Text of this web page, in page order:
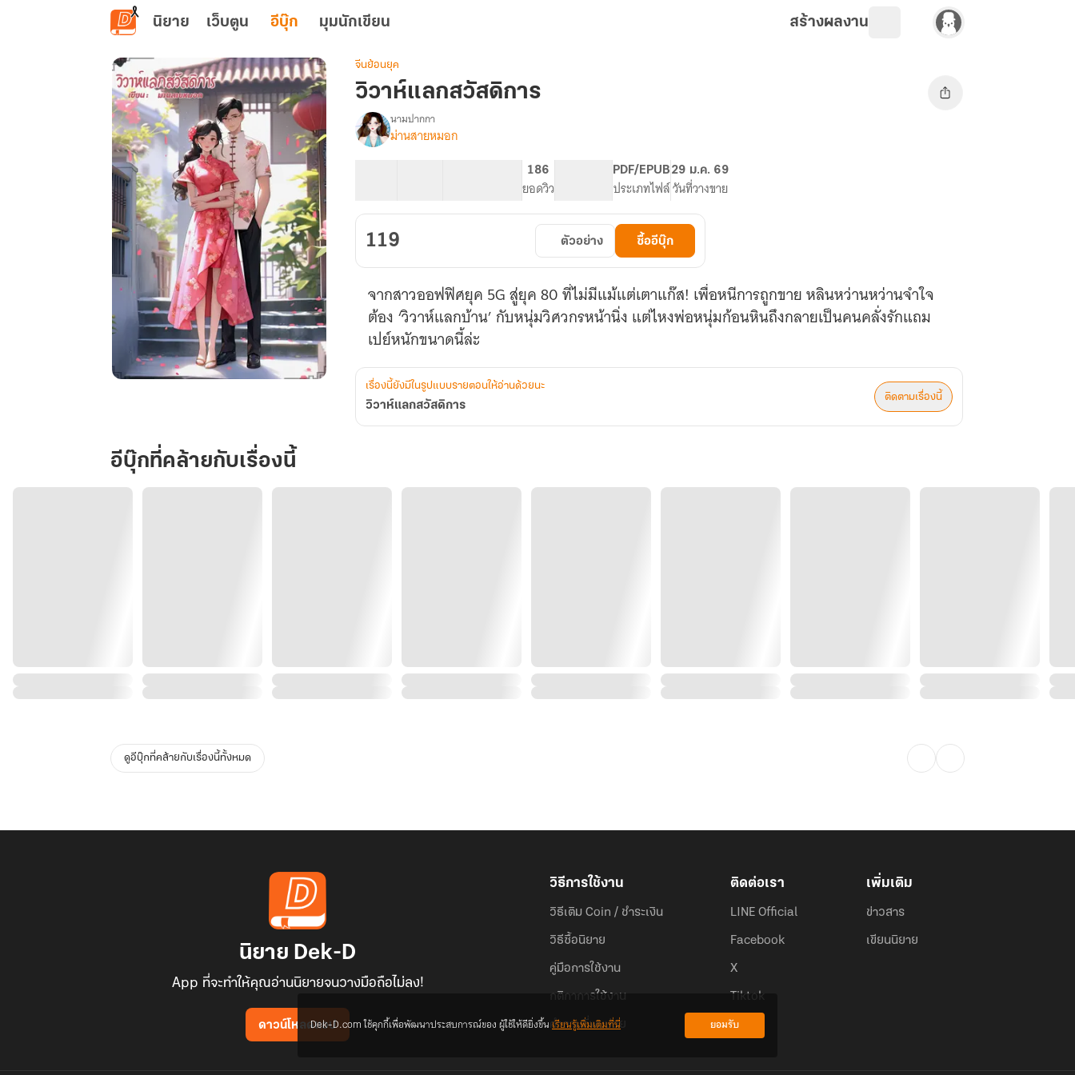
ข้ามไปยังเนื้อหาหลัก
นิยาย เว็บตูน อีบุ๊ก มุมนักเขียน สร้างผลงาน
จีนย้อนยุค
วิวาห์แลกสวัสดิการ
เรื่อง
วิวาห์
นามปากกา
ม่านสายหมอก
186
ยอดวิว
PDF/EPUB
ประเภทไฟล์
29 ม.ค. 69
วันที่วางขาย
119 ตัวอย่าง ซื้ออีบุ๊ก
จากสาวออฟฟิศยุค 5G สู่ยุค 80 ที่ไม่มีแม้แต่เตาแก๊ส! เพื่อหนีการถูกขาย หลินหว่านหว่านจำใจ
ต้อง ‘วิวาห์แลกบ้าน’ กับหนุ่มวิศวกรหน้านิ่ง แต่ไหงพ่อหนุ่มก้อนหินถึงกลายเป็นคนคลั่งรักแถม
เปย์หนักขนาดนี้ล่ะ
เรื่องนี้ยังมีในรูปแบบรายตอนให้อ่านด้วยนะ
วิวาห์แลกสวัสดิการ
ติดตามเรื่องนี้
อีบุ๊กที่คล้ายกับเรื่องนี้
ดูอีบุ๊กที่คล้ายกับเรื่องนี้ทั้งหมด
นิยาย Dek-D
App ที่จะทำให้คุณอ่านนิยายจนวางมือถือไม่ลง!
ดาวน์โหลดแอป
วิธีการใช้งาน
วิธีเติม Coin / ชำระเงิน
วิธีซื้อนิยาย
คู่มือการใช้งาน
กติกาการใช้งาน
คำถามที่พบบ่อย
ติดต่อเรา
LINE Official
Facebook
X
Tiktok
เพิ่มเติม
ข่าวสาร
เขียนนิยาย
Dek-D.com ใช้คุกกี้เพื่อพัฒนาประสบการณ์ของ ผู้ใช้ให้ดียิ่งขึ้นเรียนรู้เพิ่มเติมที่นี่ ยอมรับ